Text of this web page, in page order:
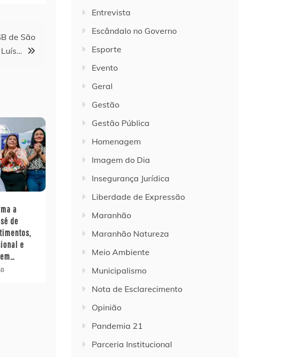
de São
Luís…
a
de
e
Entrevista
Escândalo no Governo
Esporte
Evento
Geral
Gestão
Gestão Pública
Homenagem
Imagem do Dia
Insegurança Jurídica
Liberdade de Expressão
Maranhão
Maranhão Natureza
Meio Ambiente
Municipalismo
Nota de Esclarecimento
Opinião
Pandemia 21
Parceria Institucional